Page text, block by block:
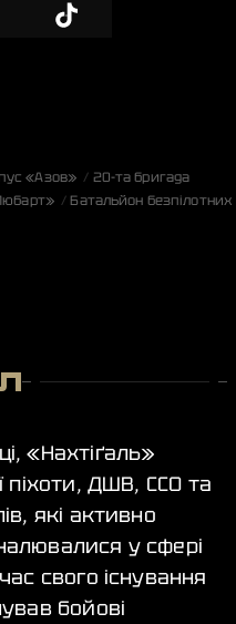
«Азов»
20-та бригада
Батальйон безпілотних
«Нахтіґаль»
піхоти, ДШВ, ССО та
які активно
у сфері
свого існування
бойові